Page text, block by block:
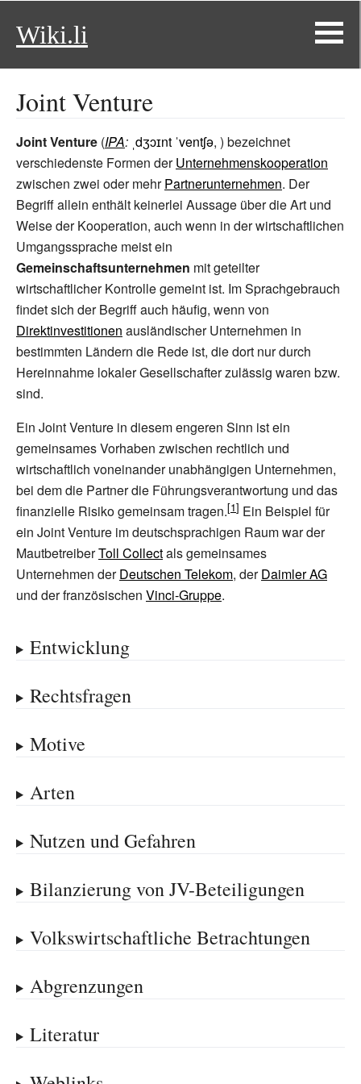
Wiki.li
Joint Venture
Joint Venture (IPA: ˌdʒɔɪnt ˈventʃə, ) bezeichnet
verschiedenste Formen derUnternehmenskooperation
zwischen zwei oder mehrPartnerunternehmen. Der
Begriff allein enthält keinerlei Aussage über die Art und
Weise der Kooperation, auch wenn in der wirtschaftlichen
Umgangssprache meist ein
Gemeinschaftsunternehmen mit geteilter
wirtschaftlicher Kontrolle gemeint ist. Im Sprachgebrauch
findet sich der Begriff auch häufig, wenn von
Direktinvestitionen ausländischer Unternehmen in
bestimmten Ländern die Rede ist, die dort nur durch
Hereinnahme lokaler Gesellschafter zulässig waren bzw.
sind.
Ein Joint Venture in diesem engeren Sinn ist ein
gemeinsames Vorhaben zwischen rechtlich und
wirtschaftlich voneinander unabhängigen Unternehmen,
bei dem die Partner die Führungsverantwortung und das
finanzielle Risiko gemeinsam tragen.
Ein Beispiel für
ein Joint Venture im deutschsprachigen Raum war der
MautbetreiberToll Collectals gemeinsames
Unternehmen derDeutschen Telekom, derDaimler AG
und der französischen Vinci-Gruppe.
Entwicklung
Rechtsfragen
Motive
Arten
Nutzen und Gefahren
Bilanzierung von JV-Beteiligungen
Volkswirtschaftliche Betrachtungen
Abgrenzungen
Literatur